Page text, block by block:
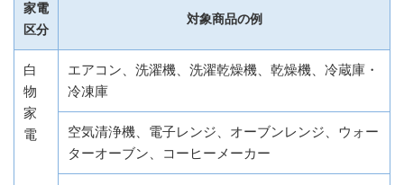
家電
区分
対象商品の例
白
物
家
電
エアコン、洗濯機、洗濯乾燥機、乾燥機、冷蔵庫・
冷凍庫
空気清浄機、電子レンジ、オーブンレンジ、ウォー
ターオーブン、コーヒーメーカー